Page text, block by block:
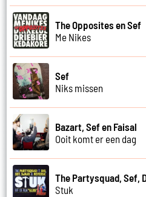
The Opposites en Sef
Me Nikes
Sef
Niks missen
Bazart, Sef en Faisal
Ooit komt er een dag
The Partysquad, Sef,
Stuk